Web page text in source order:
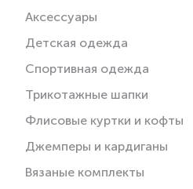
Аксессуары
Детская одежда
Спортивная одежда
Трикотажные шапки
Флисовые куртки и кофты
Джемперы и кардиганы
Вязаные комплекты